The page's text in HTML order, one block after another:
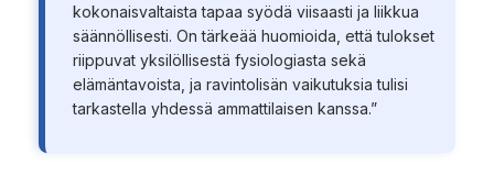
kokonaisvaltaista tapaa syödä viisaasti ja liikkua
säännöllisesti. On tärkeää huomioida, että tulokset
riippuvat yksilöllisestä fysiologiasta sekä
elämäntavoista, ja ravintolisän vaikutuksia tulisi
tarkastella yhdessä ammattilaisen kanssa.”